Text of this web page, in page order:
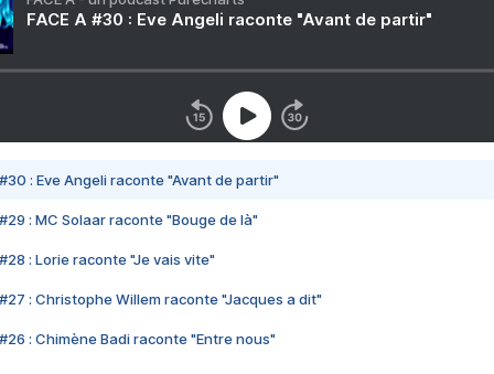
FACE A #30 : Eve Angeli raconte "Avant de partir"
#30 : Eve Angeli raconte "Avant de partir"
#29 : MC Solaar raconte "Bouge de là"
#28 : Lorie raconte "Je vais vite"
#27 : Christophe Willem raconte "Jacques a dit"
#26 : Chimène Badi raconte "Entre nous"